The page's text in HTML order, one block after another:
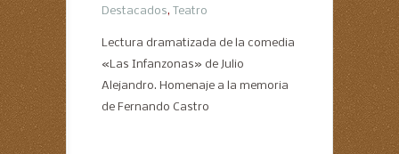
Destacados, Teatro
Lectura dramatizada de la comedia
«Las Infanzonas» de Julio
Alejandro. Homenaje a la memoria
de Fernando Castro